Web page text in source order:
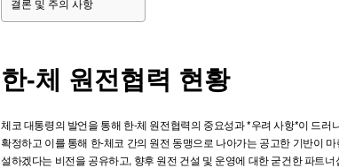
결론 및 주의 사항
한-체 원전협력 현황
체코 대통령의 발언을 통해 한-체 원전협력의 중요성과 *우려 사항*이 드
확정하고 이를 통해 한-체코 간의 원전 동맹으로 나아가는 공고한 기반이
설하겠다는 비전을 공유하고, 향후 원전 건설 및 운영에 대한 굳건한 파트